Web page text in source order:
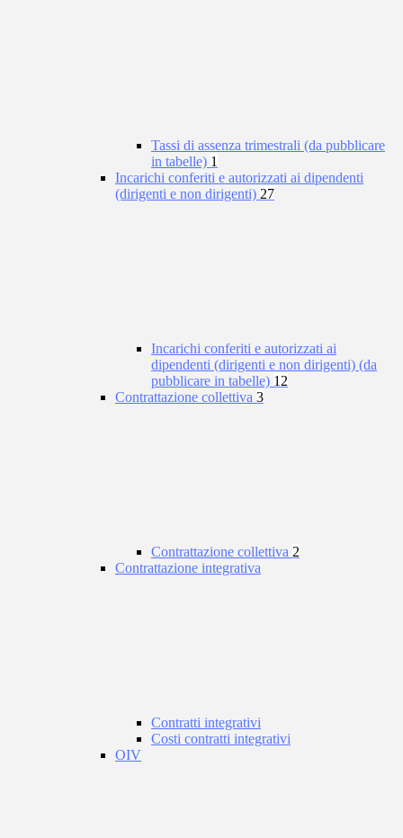
Tassi di assenza trimestrali (da pubblicare
in tabelle) 1
Incarichi conferiti e autorizzati ai dipendenti
(dirigenti e non dirigenti) 27
Incarichi conferiti e autorizzati ai
dipendenti (dirigenti e non dirigenti) (da
pubblicare in tabelle) 12
Contrattazione collettiva 3
Contrattazione collettiva 2
Contrattazione integrativa
Contratti integrativi
Costi contratti integrativi
OIV